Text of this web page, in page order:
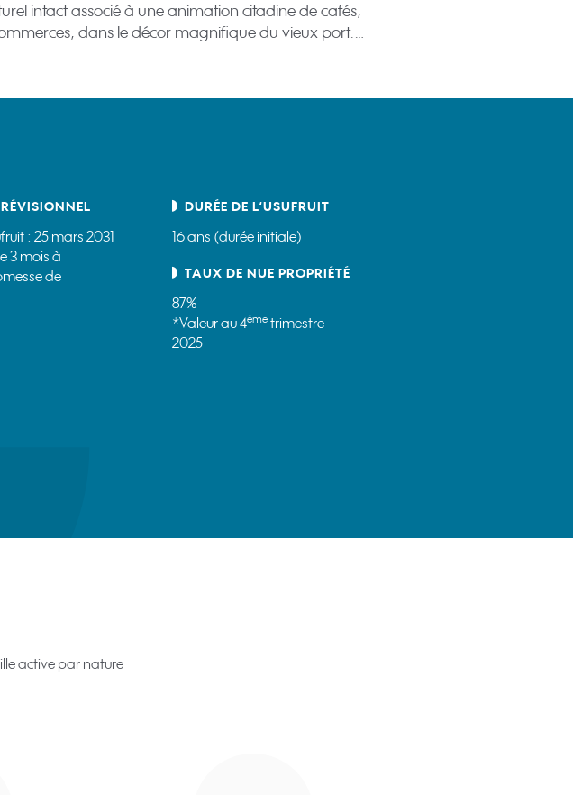
intact associé à une animation citadine de cafés,
dans le décor magnifique du vieux port.…
: 25 mars 2031
3 mois à
de
DURÉE DE L‘USUFRUIT
16 ans (durée initiale)
TAUX DE NUE PROPRIÉTÉ
87%
*Valeur au 4ème trimestre
2025
active par nature